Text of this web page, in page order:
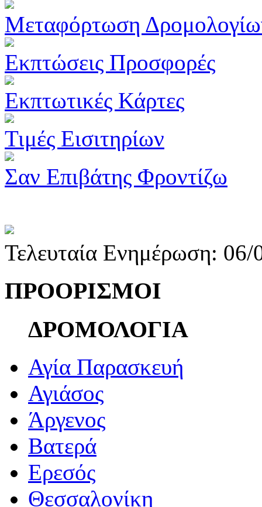
Μεταφόρτωση
Εκπτώσεις Προσφορές
Εκπτωτικές Κάρτες
Τιμές Εισιτηρίων
Σαν Επιβάτης Φροντίζω
Τελευταία Ενημέρωση:
ΠΡΟΟΡΙΣΜΟΙ
ΔΡΟΜΟΛΟΓΙΑ
Αγία Παρασκευή
Αγιάσος
Άργενος
Βατερά
Ερεσός
Θεσσαλονίκη